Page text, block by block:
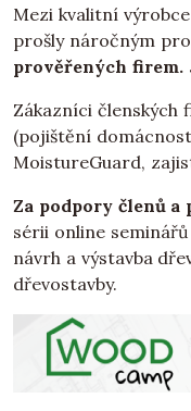
Mezi kvalitní
prošly náročným
prověřených firem.
Zákazníci členských
(pojištění
MoistureGuard,
Za podpory členů
sérii online
návrh a výstavba
dřevostavby.